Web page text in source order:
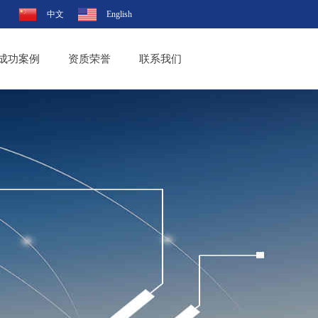
中文 English
功案例 资质荣誉 联系我们